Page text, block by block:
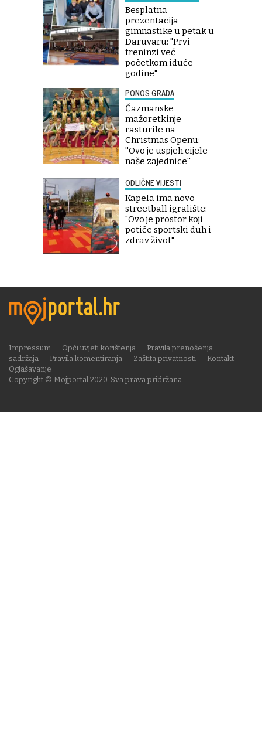
Besplatna
prezentacija
gimnastike u petak u
Daruvaru: "Prvi
treninzi već
početkom iduće
godine"
PONOS GRADA
Čazmanske
mažoretkinje
rasturile na
Christmas Openu:
''Ovo je uspjeh cijele
naše zajednice''
ODLIČNE VIJESTI
Kapela ima novo
streetball igralište:
"Ovo je prostor koji
potiče sportski duh i
zdrav život"
Copyright © Mojportal 2020. Sva prava pridržana.
Impressum Opći uvjeti korištenja
Pravila prenošenja
sadržaja
Pravila komentiranja Zaštita privatnosti
Kontakt
Oglašavanje